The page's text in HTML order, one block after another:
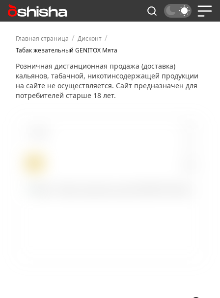
Главная страница / Дисконт /
Табак жевательный GENITOX Мята
Розничная дистанционная продажа (доставка)
кальянов, табачной, никотинсодержащей продукции
на сайте не осуществляется. Сайт предназначен для
потребителей старше 18 лет.